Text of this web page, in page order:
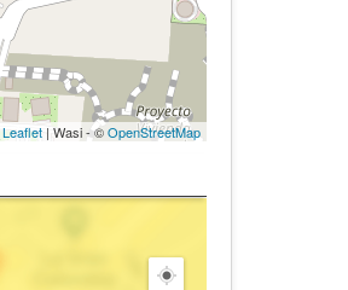
Leaflet| Wasi - ©OpenStreetMap